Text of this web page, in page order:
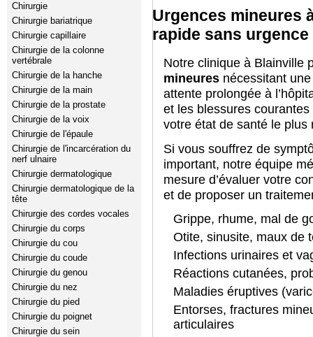
Chirurgie
Chirurgie bariatrique
Chirurgie capillaire
Chirurgie de la colonne
vertébrale
Chirurgie de la hanche
Chirurgie de la main
Chirurgie de la prostate
Chirurgie de la voix
Chirurgie de l'épaule
Chirurgie de l'incarcération du
nerf ulnaire
Chirurgie dermatologique
Chirurgie dermatologique de la
tête
Chirurgie des cordes vocales
Chirurgie du corps
Chirurgie du cou
Chirurgie du coude
Chirurgie du genou
Chirurgie du nez
Chirurgie du pied
Chirurgie du poignet
Chirurgie du sein
Urgences mineures
rapide sans
Notre clinique à Blainville
mineures nécessitant
attente prolongée à
et les blessures
votre état de santé le plus
Si vous souffrez de
important, notre équipe
mesure d’évaluer votre
et de proposer un
Grippe, rhume, mal de
Otite, sinusite, maux de
Infections urinaires et
Réactions cutanées,
Maladies éruptives
Entorses, fractures
articulaires